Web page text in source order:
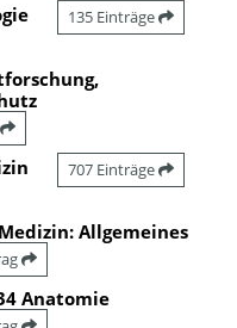
135 Einträge
707 Einträge
Allgemeines
Anatomie